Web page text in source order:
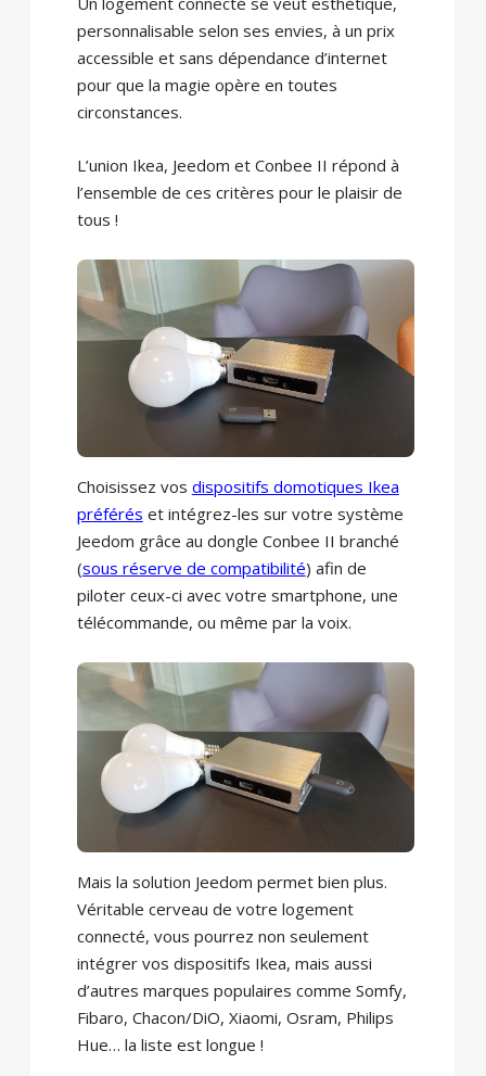
personnalisable selon ses envies, à un prix
accessible et sans dépendance d’internet
pour que la magie opère en toutes
circonstances.
L’union Ikea, Jeedom et Conbee II répond à
l’ensemble de ces critères pour le plaisir de
tous !
Choisissez vos dispositifs domotiques Ikea
préférés et intégrez-les sur votre système
Jeedom grâce au dongle Conbee II branché
(sous réserve de compatibilité) afin de
piloter ceux-ci avec votre smartphone, une
télécommande, ou même par la voix.
Mais la solution Jeedom permet bien plus.
Véritable cerveau de votre logement
connecté, vous pourrez non seulement
intégrer vos dispositifs Ikea, mais aussi
d’autres marques populaires comme Somfy,
Fibaro, Chacon/DiO, Xiaomi, Osram, Philips
Hue… la liste est longue !